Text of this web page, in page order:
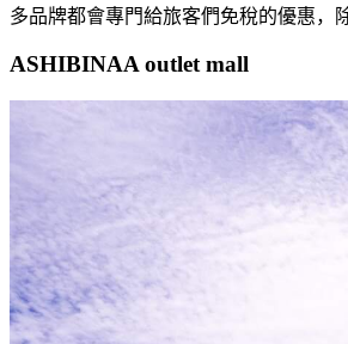
多品牌都會專門給旅客們免稅的優惠，
ASHIBINAA outlet mall